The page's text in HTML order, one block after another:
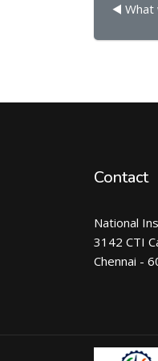
◀︎ What
Contact
National
3142 CTI
Chennai -